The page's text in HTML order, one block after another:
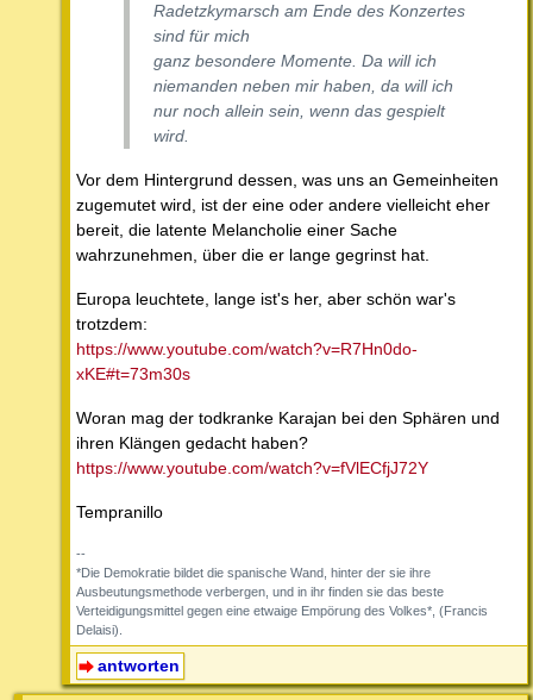
Radetzkymarsch am Ende des Konzertes
sind für mich
ganz besondere Momente. Da will ich
niemanden neben mir haben, da will ich
nur noch allein sein, wenn das gespielt
wird.
Vor dem Hintergrund dessen, was uns an Gemeinheiten
zugemutet wird, ist der eine oder andere vielleicht eher
bereit, die latente Melancholie einer Sache
wahrzunehmen, über die er lange gegrinst hat.
Europa leuchtete, lange ist's her, aber schön war's
trotzdem:
https://www.youtube.com/watch?v=R7Hn0do-
xKE#t=73m30s
Woran mag der todkranke Karajan bei den Sphären und
ihren Klängen gedacht haben?
https://www.youtube.com/watch?v=fVlECfjJ72Y
Tempranillo
--
*Die Demokratie bildet die spanische Wand, hinter der sie ihre
Ausbeutungsmethode verbergen, und in ihr finden sie das beste
Verteidigungsmittel gegen eine etwaige Empörung des Volkes*, (Francis
Delaisi).
antworten